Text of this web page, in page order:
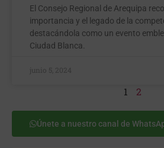
El Consejo Regional de Arequipa
importancia y el legado de la
destacándola como un evento
Ciudad Blanca.
junio 5, 2024
1 2
Únete a nuestro canal de